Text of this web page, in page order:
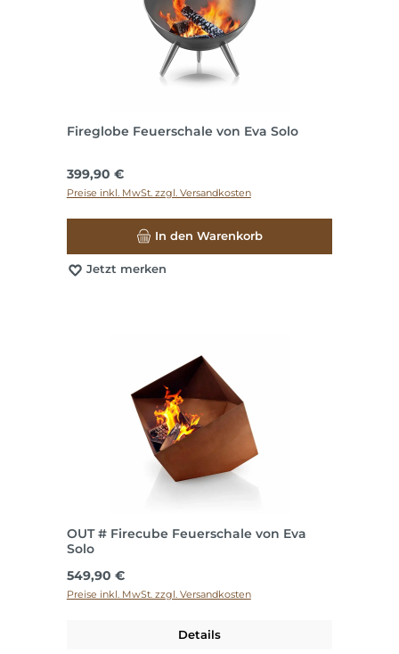
Fireglobe Feuerschale von Eva Solo
Regulärer Preis:
399,90 €
Preise inkl. MwSt. zzgl. Versandkosten
In den Warenkorb
Jetzt merken
OUT # Firecube Feuerschale von Eva
Solo
Regulärer Preis:
549,90 €
Preise inkl. MwSt. zzgl. Versandkosten
Details